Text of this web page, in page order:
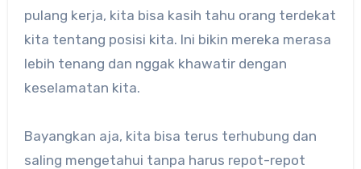
pulang kerja, kita bisa kasih tahu orang terdekat
kita tentang posisi kita. Ini bikin mereka merasa
lebih tenang dan nggak khawatir dengan
keselamatan kita.
Bayangkan aja, kita bisa terus terhubung dan
saling mengetahui tanpa harus repot-repot